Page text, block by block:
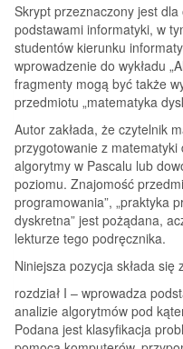
Skrypt przeznaczony jest
podstawami informatyki, w
studentów kierunku
wprowadzenie do wykładu
fragmenty mogą być także
przedmiotu „matematyka
Autor zakłada, że czytelnik
przygotowanie z matematyki
algorytmy w Pascalu lub
poziomu. Znajomość
programowania”, „praktyka
dyskretna” jest pożądana,
lekturze tego podręcznika.
Niniejsza pozycja składa się
rozdział I – wprowadza
analizie algorytmów pod
Podana jest klasyfikacja